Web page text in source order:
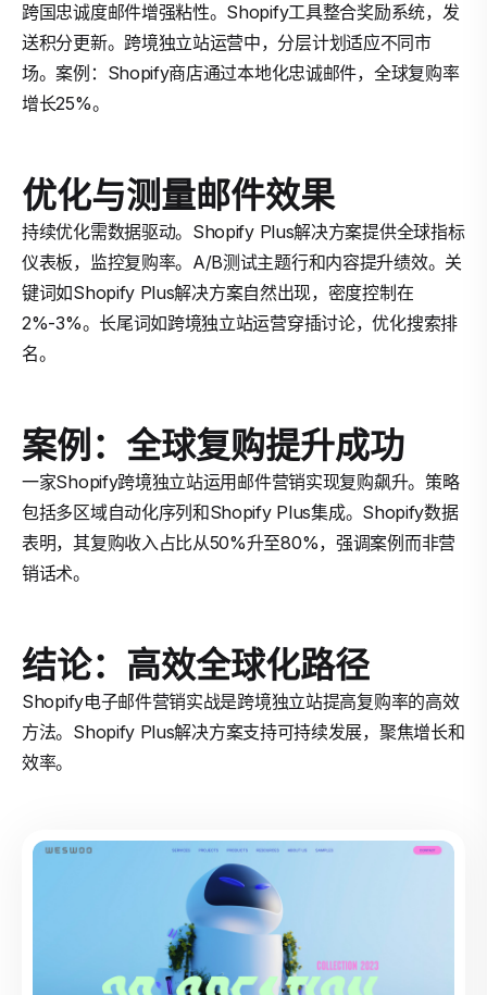
跨国忠诚度邮件增强粘性。Shopify工具整合奖励系统，发
送积分更新。跨境独立站运营中，分层计划适应不同市
场。案例：Shopify商店通过本地化忠诚邮件，全球复购率
增长25%。
优化与测量邮件效果
持续优化需数据驱动。Shopify Plus解决方案提供全球指标
仪表板，监控复购率。A/B测试主题行和内容提升绩效。关
键词如Shopify Plus解决方案自然出现，密度控制在
2%-3%。长尾词如跨境独立站运营穿插讨论，优化搜索排
名。
案例：全球复购提升成功
一家Shopify跨境独立站运用邮件营销实现复购飙升。策略
包括多区域自动化序列和Shopify Plus集成。Shopify数据
表明，其复购收入占比从50%升至80%，强调案例而非营
销话术。
结论：高效全球化路径
Shopify电子邮件营销实战是跨境独立站提高复购率的高效
方法。Shopify Plus解决方案支持可持续发展，聚焦增长和
效率。